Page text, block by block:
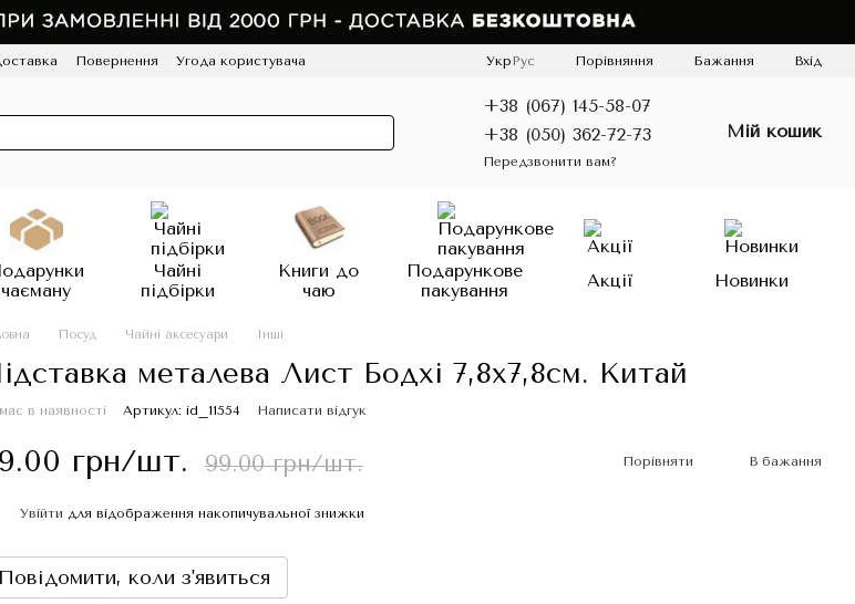
Повернення
Угода користувача
Укр Рус Порівняння Бажання Вхід
+38 (067) 145-58-07
+38 (050) 362-72-73
Передзвонити вам?
Мій кошик
чаєману
Чайні
підбірки
Книги до
чаю
Подарункове
пакування
Акції Новинки
Посуд Чайні аксесуари Інші
металева Лист Бодхі 7,8х7,8см. Китай
в наявності Артикул: id_11554 Написати відгук
грн/шт. 99.00 грн/шт. Порівняти В бажання
Увійти для відображення накопичувальної знижки
Повідомити, коли з'явиться